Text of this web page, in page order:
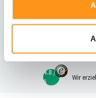
4.8 /
5
Wir